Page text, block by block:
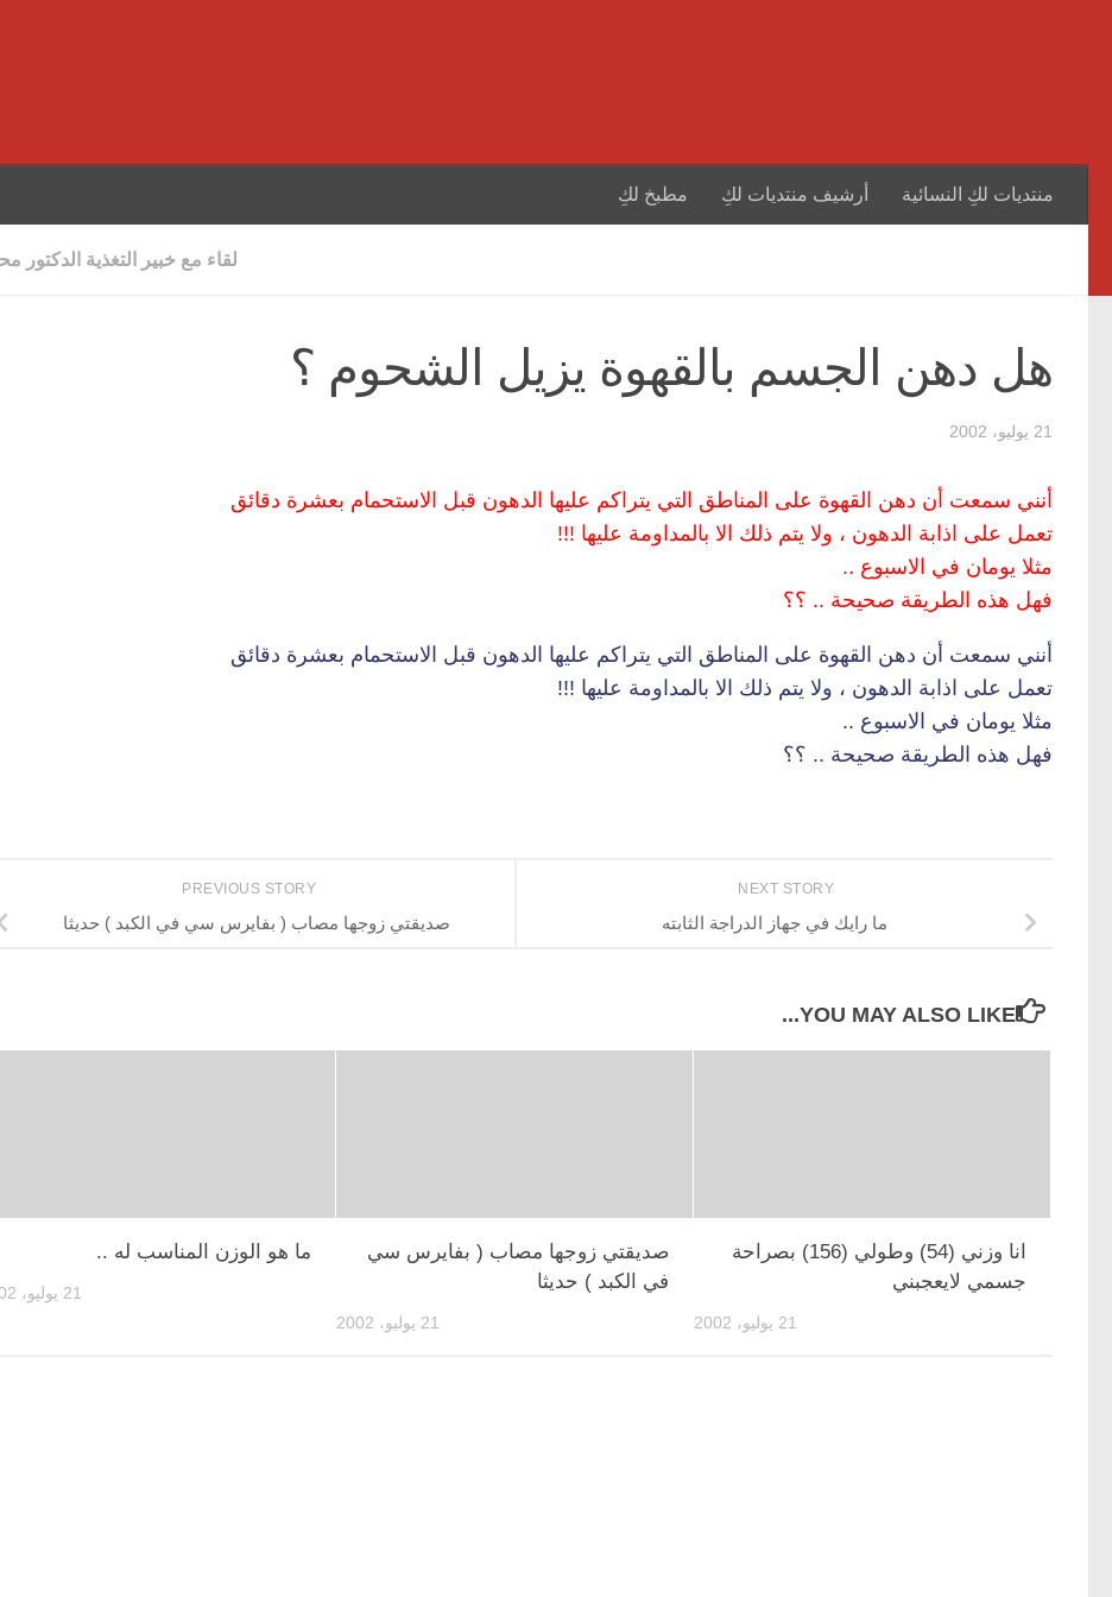
منتديات لكِ النسائية أرشيف منتديات لكِ مطبخ لكِ
لقاء مع خبير التغذية الدكتور
هل دهن الجسم بالقهوة يزيل الشحوم ؟
21 يوليو، 2002
أنني سمعت أن دهن القهوة على المناطق التي يتراكم عليها الدهون قبل الاستحمام بعشرة دقائق
تعمل على اذابة الدهون ، ولا يتم ذلك الا بالمداومة عليها !!!
مثلا يومان في الاسبوع ..
فهل هذه الطريقة صحيحة .. ؟؟
أنني سمعت أن دهن القهوة على المناطق التي يتراكم عليها الدهون قبل الاستحمام بعشرة دقائق
تعمل على اذابة الدهون ، ولا يتم ذلك الا بالمداومة عليها !!!
مثلا يومان في الاسبوع ..
فهل هذه الطريقة صحيحة .. ؟؟
NEXT STORY
ما رايك في جهاز الدراجة الثابته
PREVIOUS STORY
صديقتي زوجها مصاب ( بفايرس سي في الكبد ) حديثا
YOU MAY ALSO LIKE...
ما هو الوزن المناسب له ..
21 يوليو، 2002
صديقتي زوجها مصاب ( بفايرس سي
في الكبد ) حديثا
21 يوليو، 2002
انا وزني (54) وطولي (156) بصراحة
جسمي لايعجبني
21 يوليو، 2002